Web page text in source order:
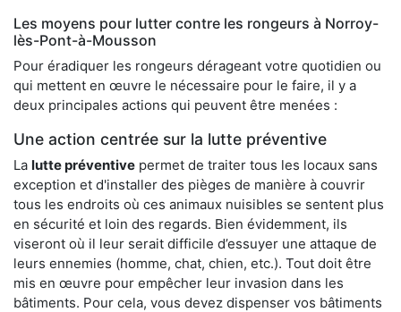
Les moyens pour lutter contre les rongeurs à Norroy-
lès-Pont-à-Mousson
Pour éradiquer les rongeurs dérageant votre quotidien ou
qui mettent en œuvre le nécessaire pour le faire, il y a
deux principales actions qui peuvent être menées :
Une action centrée sur la lutte préventive
La lutte préventive permet de traiter tous les locaux sans
exception et d'installer des pièges de manière à couvrir
tous les endroits où ces animaux nuisibles se sentent plus
en sécurité et loin des regards. Bien évidemment, ils
viseront où il leur serait difficile d’essuyer une attaque de
leurs ennemies (homme, chat, chien, etc.). Tout doit être
mis en œuvre pour empêcher leur invasion dans les
bâtiments. Pour cela, vous devez dispenser vos bâtiments